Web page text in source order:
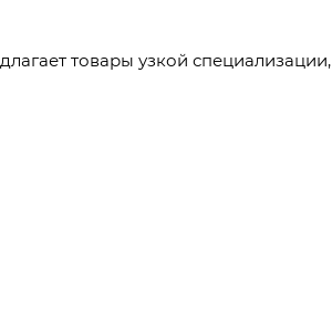
товары узкой специализации,